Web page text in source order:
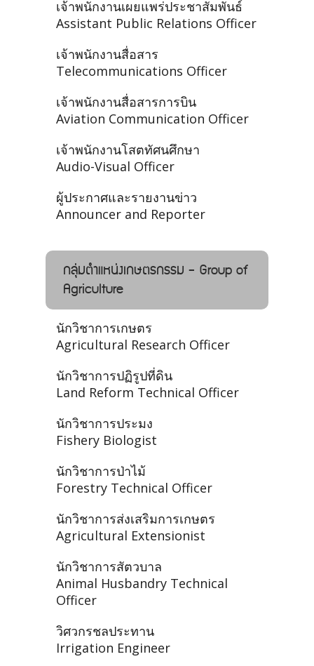
เจ้าพนักงานเผยแพร่ประชาสัมพันธ์
Assistant Public Relations Officer
เจ้าพนักงานสื่อสาร
Telecommunications Officer
เจ้าพนักงานสื่อสารการบิน
Aviation Communication Officer
เจ้าพนักงานโสตทัศนศึกษา
Audio-Visual Officer
ผู้ประกาศและรายงานข่าว
Announcer and Reporter
กลุ่มตำแหน่งเกษตรกรรม - Group of
Agriculture
นักวิชาการเกษตร
Agricultural Research Officer
นักวิชาการปฏิรูปที่ดิน
Land Reform Technical Officer
นักวิชาการประมง
Fishery Biologist
นักวิชาการป่าไม้
Forestry Technical Officer
นักวิชาการส่งเสริมการเกษตร
Agricultural Extensionist
นักวิชาการสัตวบาล
Animal Husbandry Technical
Officer
วิศวกรชลประทาน
Irrigation Engineer